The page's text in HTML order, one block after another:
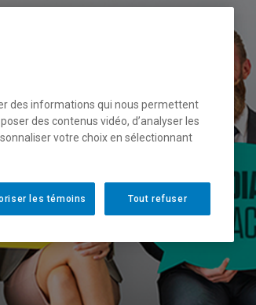
des informations qui nous permettent
des contenus vidéo, d’analyser les
votre choix en sélectionnant
Tout refuser
les témoins